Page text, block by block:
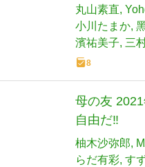
丸山素直
小川たまか
濱祐美子 三
8
母の友
自由だ‼
柚木沙弥郎
らだ有彩 す